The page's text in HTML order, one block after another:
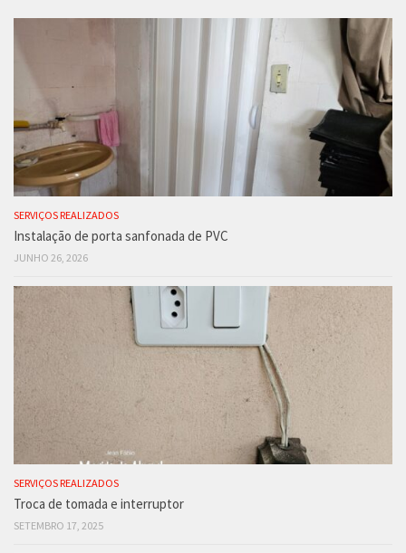
SERVIÇOS REALIZADOS
Instalação de porta sanfonada de PVC
JUNHO 26, 2026
SERVIÇOS REALIZADOS
Troca de tomada e interruptor
SETEMBRO 17, 2025